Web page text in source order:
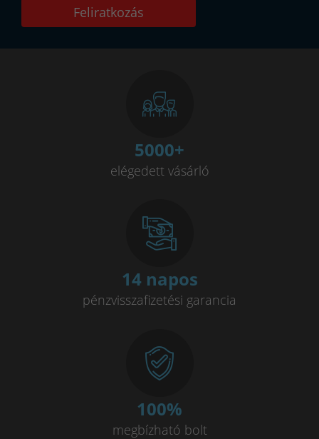
Feliratkozás
5000+
elégedett vásárló
14 napos
pénzvisszafizetési garancia
100%
megbízható bolt